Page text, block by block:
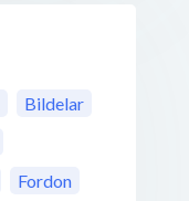
Bildelar
Fordon